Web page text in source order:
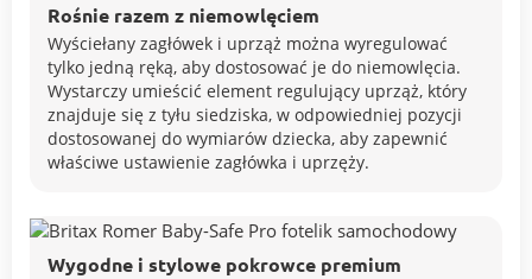
Rośnie razem z niemowlęciem
Wyściełany zagłówek i uprząż można wyregulować
tylko jedną ręką, aby dostosować je do niemowlęcia.
Wystarczy umieścić element regulujący uprząż, który
znajduje się z tyłu siedziska, w odpowiedniej pozycji
dostosowanej do wymiarów dziecka, aby zapewnić
właściwe ustawienie zagłówka i uprzęży.
Wygodne i stylowe pokrowce premium